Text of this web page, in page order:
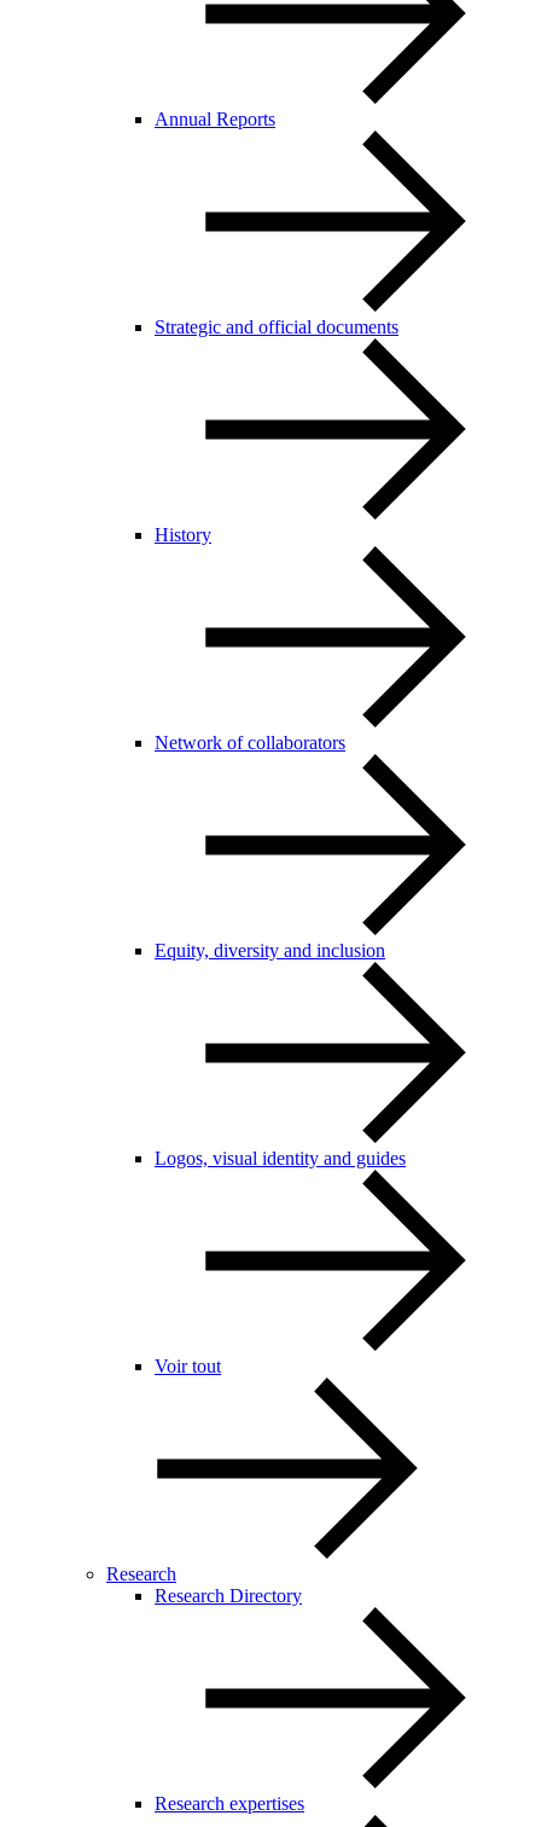
Annual Reports
Strategic and official documents
History
Network of collaborators
Equity, diversity and inclusion
Logos, visual identity and guides
Voir tout
Research
Research Directory
Research expertises